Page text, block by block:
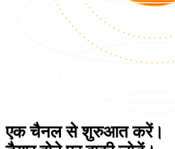
एक चैनल से शुरुआत करें।